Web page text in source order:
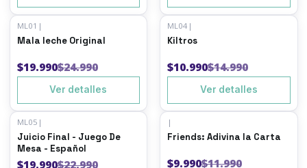
-20% OFF
Agotado
ML01 |
Mala leche Original
$19.990$24.990
Ver detalles
-27%OFF
Agotado
ML04 |
Kiltros
$10.990$14.990
Ver detalles
-13% OFF
Agotado
ML05 |
Juicio Final - Juego De
Mesa - Español
$19.990$22.990
Agotado
|
Friends: Adivina la Carta
$9.990$11.990